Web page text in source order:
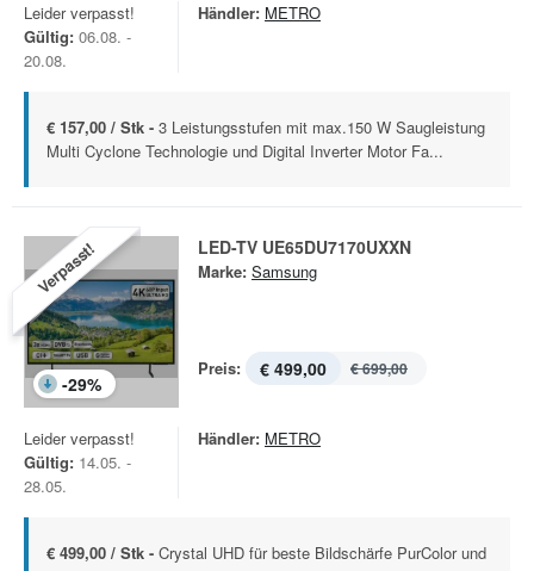
Leider verpasst!
Gültig: 06.08. -
20.08.
Händler: METRO
€ 157,00 / Stk - 3 Leistungsstufen mit max.150 W Saugleistung
Multi Cyclone Technologie und Digital Inverter Motor Fa...
Verpasst!
-29%
LED-TV UE65DU7170UXXN
Marke: Samsung
Preis: € 499,00 € 699,00
Leider verpasst!
Gültig: 14.05. -
28.05.
Händler: METRO
€ 499,00 / Stk - Crystal UHD für beste Bildschärfe PurColor und